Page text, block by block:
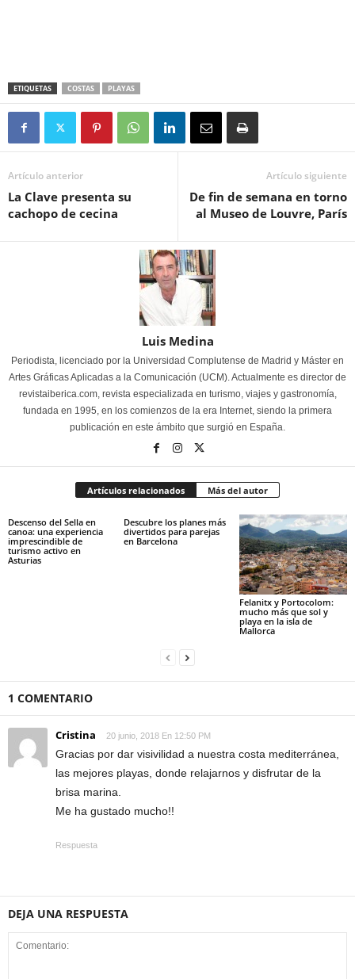
ETIQUETAS COSTAS PLAYAS
Artículo anterior
La Clave presenta su
cachopo de cecina
Artículo siguiente
De fin de semana en torno
al Museo de Louvre, París
Luis Medina
Periodista, licenciado por la Universidad Complutense de Madrid y Máster en
Artes Gráficas Aplicadas a la Comunicación (UCM). Actualmente es director de
revistaiberica.com, revista especializada en turismo, viajes y gastronomía,
fundada en 1995, en los comienzos de la era Internet, siendo la primera
publicación en este ámbito que surgió en España.
Artículos relacionados Más del autor
Descenso del Sella en
canoa: una experiencia
imprescindible de
turismo activo en
Asturias
Descubre los planes más
divertidos para parejas
en Barcelona
Felanitx y Portocolom:
mucho más que sol y
playa en la isla de
Mallorca
1 COMENTARIO
Cristina 20 junio, 2018 En 12:50 PM
Gracias por dar visivilidad a nuestra costa mediterránea,
las mejores playas, donde relajarnos y disfrutar de la
brisa marina.
Me ha gustado mucho!!
Respuesta
DEJA UNA RESPUESTA